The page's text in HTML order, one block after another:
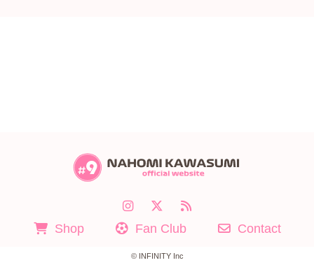
Shop Fan Club Contact
© INFINITY Inc